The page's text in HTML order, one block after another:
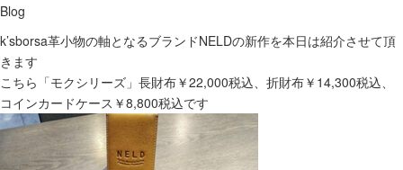
Blog
k’sborsa革小物の軸となるブランドNELDの新作を本日は紹介させて頂
きます
こちら「モクシリーズ」長財布￥22,000税込、折財布￥14,300税込、
コインカードケース￥8,800税込です